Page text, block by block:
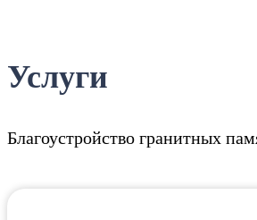
Услуги
Благоустройство гранитных